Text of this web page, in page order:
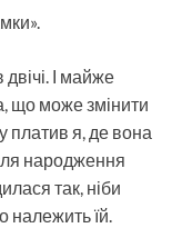
І майже
що може змінити
платив я, де вона
народження
так, ніби
належить їй.